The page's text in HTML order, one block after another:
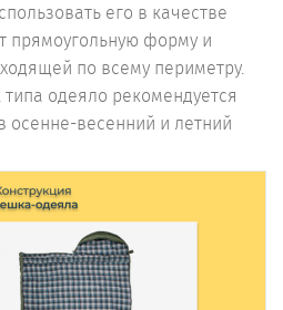
его в качестве
прямоугольную форму и
по всему периметру.
одеяло рекомендуется
осенне-весенний и летний